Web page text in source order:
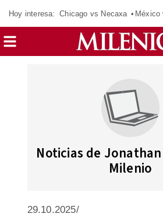
Hoy interesa: Chicago vs Necaxa México
Noticias de
Milenio
29.10.2025/